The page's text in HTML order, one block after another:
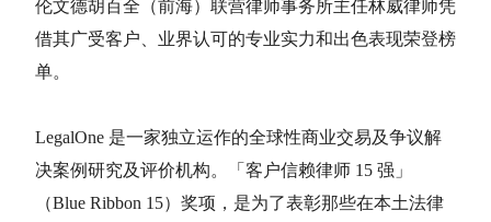
伦文德胡百全（前海）联营律师事务所主任林威律师凭
借其广受客户、业界认可的专业实力和出色表现荣登榜
单。
LegalOne 是一家独立运作的全球性商业交易及争议解
决案例研究及评价机构。「客户信赖律师 15 强」
（Blue Ribbon 15）奖项，是为了表彰那些在本土法律